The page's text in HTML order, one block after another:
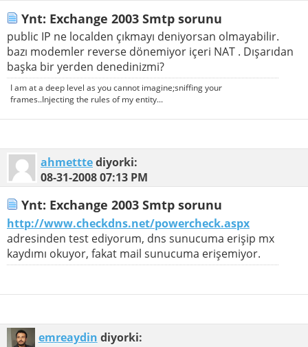
Ynt: Exchange 2003 Smtp sorunu
public IP ne localden çıkmayı deniyorsan olmayabilir.
bazı modemler reverse dönemiyor içeri NAT . Dışarıdan
başka bir yerden denedinizmi?
I am at a deep level as you cannot imagine;sniffing your
frames..Injecting the rules of my entity...
ahmetttediyorki:
08-31-200807:13 PM
Ynt: Exchange 2003 Smtp sorunu
http://www.checkdns.net/powercheck.aspx
adresinden test ediyorum, dns sunucuma erişip mx
kaydımı okuyor, fakat mail sunucuma erişemiyor.
emreaydin diyorki: